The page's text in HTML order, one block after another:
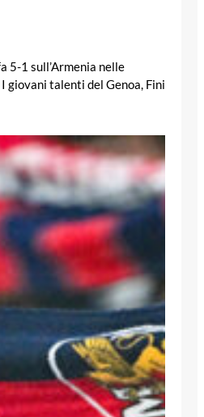
5-1 sull’Armenia nelle
giovani talenti del Genoa, Fini